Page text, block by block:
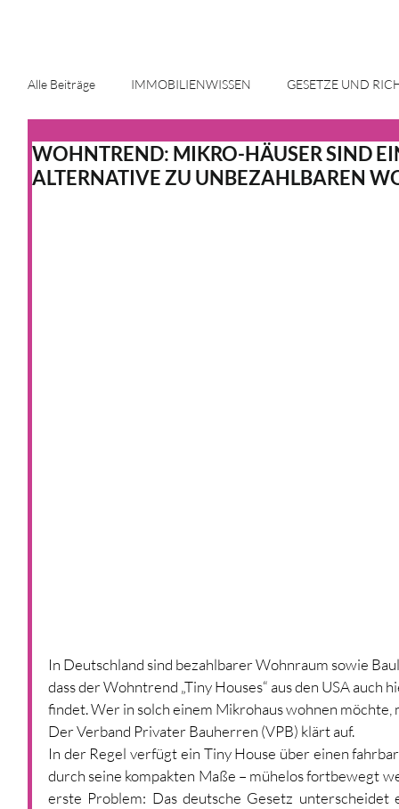
Alle Beiträge IMMOBILIENWISSEN GESETZE UND
ENERGIE UND INNOVATION IMMOBILIENMARKT
WOHNTREND: MIKRO-HÄUSER SIND
ALTERNATIVE ZU UNBEZAHLBAREN
In Deutschland sind bezahlbarer Wohnraum sowie
dass der Wohntrend „Tiny Houses“ aus den USA auch
findet. Wer in solch einem Mikrohaus wohnen möchte,
Der Verband Privater Bauherren (VPB) klärt auf.
In der Regel verfügt ein Tiny House über einen
durch seine kompakten Maße – mühelos fortbewegt
erste Problem: Das deutsche Gesetz unterscheidet